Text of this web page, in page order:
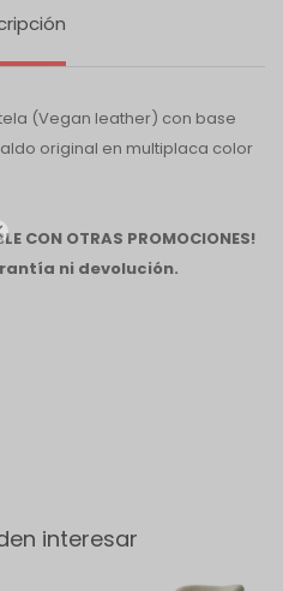
(Vegan leather) con base
original en multiplaca color
CON OTRAS PROMOCIONES!
ni devolución.
interesar